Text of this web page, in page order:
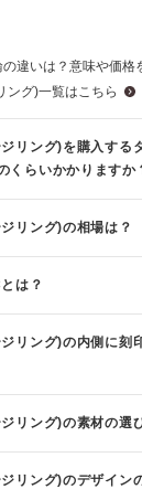
違いは？意味や価格
ング)一覧はこちら
リング)を購入する
くらいかかりますか
4週間程頂いており
られる場合は、ご
てご準備されるこ
は結婚式の１年前
す。有料で最短1週
すため、ご相談くだ
て詳しく見る
リング)の相場は？
は30万～40万と言
って価格が変わり
案させていただき
値段、相場は？金額
は？
ー・クラリティー・
を表しています。
いて詳しく見る
リング)の内側に刻
ご注文時に無料で承
のどちらかをお選
7文字です。(例：サ
リング)の素材の選
して一番人気がある
リング)のデザイン